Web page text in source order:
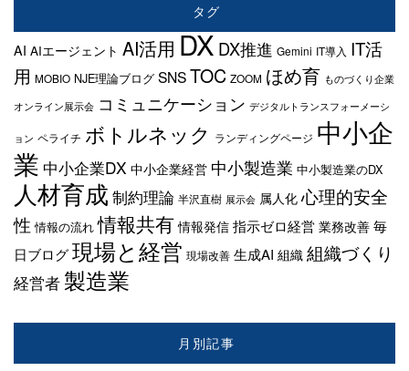
タグ
AI AIエージェント AI活用 DXDX推進 Gemini IT導入 IT活
用 MOBIO NJE理論ブログ SNSTOC ZOOM ほめ育 ものづくり企業
オンライン展示会 コミュニケーション デジタルトランスフォーメーシ
ョン ペライチ ボトルネック ランディングページ 中小企
業 中小企業DX 中小企業経営 中小製造業 中小製造業のDX
人材育成 制約理論 半沢直樹 展示会 属人化 心理的安全
性 情報の流れ 情報共有 情報発信 指示ゼロ経営 業務改善 毎
日ブログ現場と経営 現場改善 生成AI 組織 組織づくり
経営者 製造業
月別記事